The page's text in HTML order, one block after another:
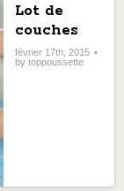
Lot de
couches
pour bébé
au
février 17th, 2015
by toppoussette